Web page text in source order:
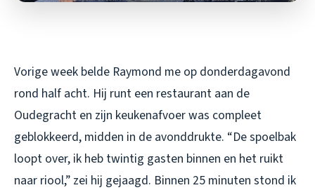
Vorige week belde Raymond me op donderdagavond
rond half acht. Hij runt een restaurant aan de
Oudegracht en zijn keukenafvoer was compleet
geblokkeerd, midden in de avonddrukte. “De spoelbak
loopt over, ik heb twintig gasten binnen en het ruikt
naar riool,” zei hij gejaagd. Binnen 25 minuten stond ik